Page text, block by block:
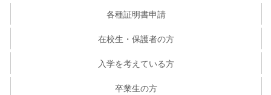
各種証明書申請
在校生・保護者の方
入学を考えている方
卒業生の方